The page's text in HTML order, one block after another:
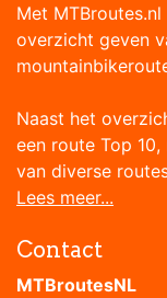
Met
overzicht geven
Naast het
een route Top
van diverse
Lees meer...
Contact
MTBroutesNL